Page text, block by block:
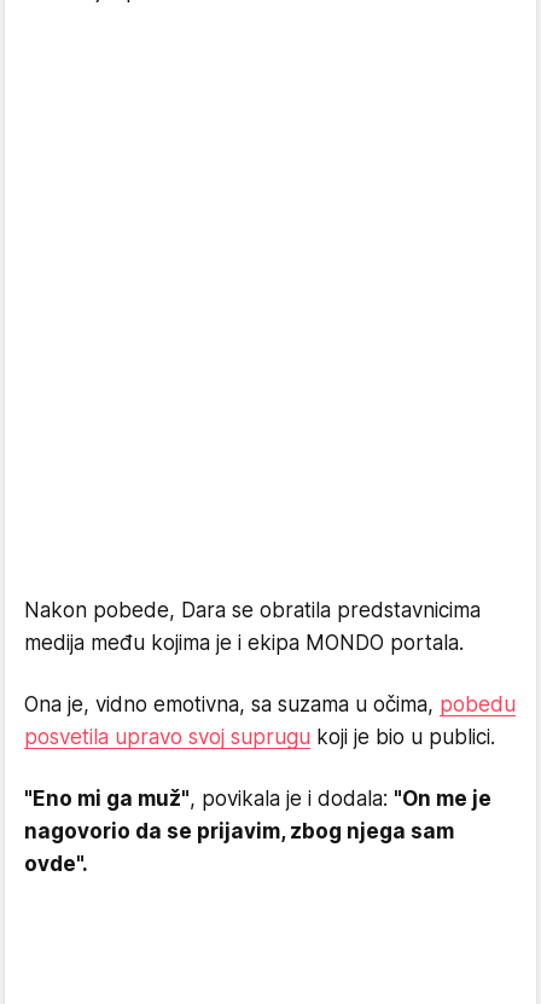
Nakon pobede, Dara se obratila predstavnicima
medija među kojima je i ekipa MONDO portala.
Ona je, vidno emotivna, sa suzama u očima, pobedu
posvetila upravo svoj suprugu koji je bio u publici.
"Eno mi ga muž", povikala je i dodala: "On me je
nagovorio da se prijavim, zbog njega sam
ovde".